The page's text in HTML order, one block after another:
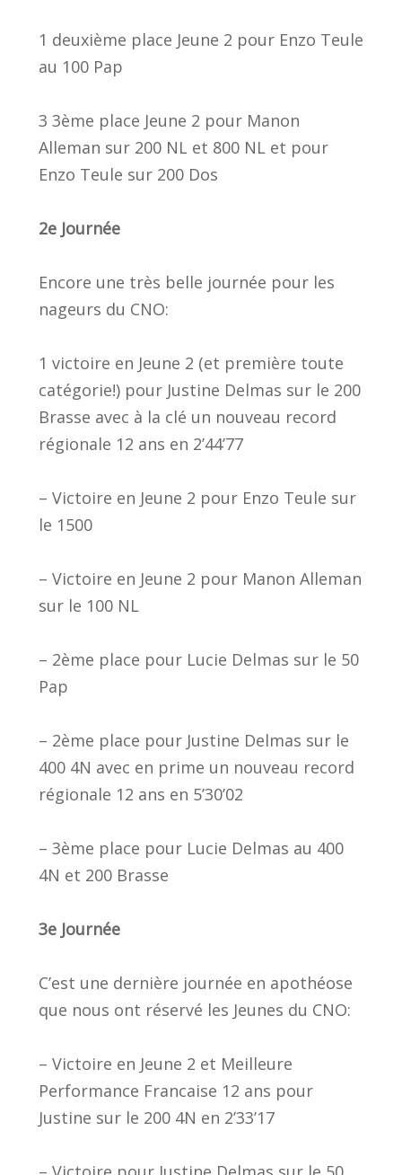
1 deuxième place Jeune 2 pour Enzo Teule
au 100 Pap
3 3ème place Jeune 2 pour Manon
Alleman sur 200 NL et 800 NL et pour
Enzo Teule sur 200 Dos
2e Journée
Encore une très belle journée pour les
nageurs du CNO:
1 victoire en Jeune 2 (et première toute
catégorie!) pour Justine Delmas sur le 200
Brasse avec à la clé un nouveau record
régionale 12 ans en 2’44’77
– Victoire en Jeune 2 pour Enzo Teule sur
le 1500
– Victoire en Jeune 2 pour Manon Alleman
sur le 100 NL
– 2ème place pour Lucie Delmas sur le 50
Pap
– 2ème place pour Justine Delmas sur le
400 4N avec en prime un nouveau record
régionale 12 ans en 5’30’02
– 3ème place pour Lucie Delmas au 400
4N et 200 Brasse
3e Journée
C’est une dernière journée en apothéose
que nous ont réservé les Jeunes du CNO:
– Victoire en Jeune 2 et Meilleure
Performance Francaise 12 ans pour
Justine sur le 200 4N en 2’33’17